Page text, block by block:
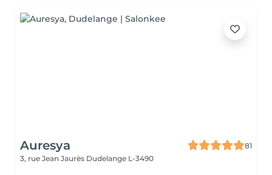
Auresya
81
3, rue Jean Jaurès Dudelange L-3490